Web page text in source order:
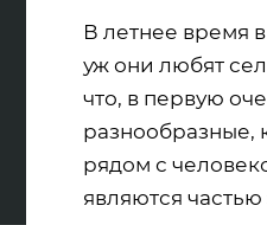
В летнее время
уж они любят
что, в первую
разнообразные,
рядом с
являются